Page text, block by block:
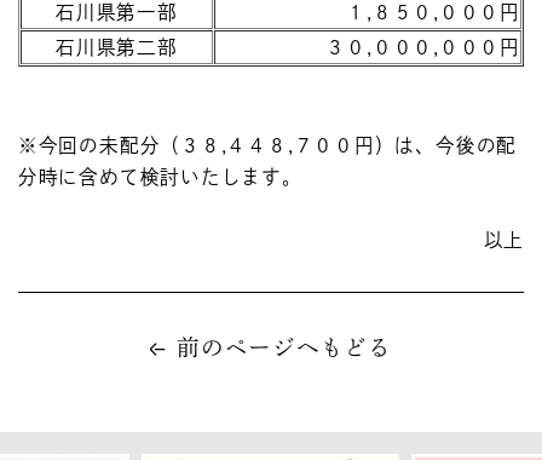
石川県第一部
１,８５０,０００円
石川県第二部
３０,０００,０００円
※今回の未配分（３８,４４８,７００円）は、今後の配
分時に含めて検討いたします。
以上
前のページへもどる